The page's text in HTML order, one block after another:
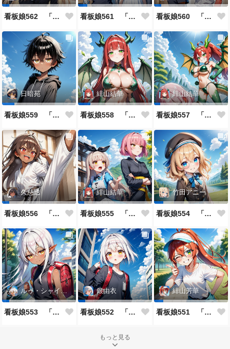
看板娘562 「キャサリン・アストリーのよもやま話」 看板娘561 「火山一族」 看板娘560 「緋山一族」
日暗苑
看板娘559 「日暗苑のよもやま話」
緋山結華
看板娘558 「緋山結華」キャラクター紹介
緋山結華
看板娘557 「其々の再会」
久慈透
看板娘556 「久慈透のよもやま話」
緋山結華
看板娘555 「帰還、そして目覚め。」
竹田アニー
看板娘554 「竹田アニーのよもやま話」
ルゥ・シャイニー
看板娘553 「ルゥ・シャイニーのよもやま話」
銀由衣
看板娘552 「銀由衣」
緋山芳華
看板娘551 「緋山芳華のよもやま話」
もっと見る